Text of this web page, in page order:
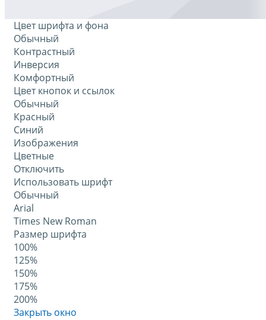
Цвет шрифта и фона
Обычный
Контрастный
Инверсия
Комфортный
Цвет кнопок и ссылок
Обычный
Красный
Синий
Изображения
Цветные
Отключить
Использовать шрифт
Обычный
Arial
Times New Roman
Размер шрифта
100%
125%
150%
175%
200%
Закрыть окно